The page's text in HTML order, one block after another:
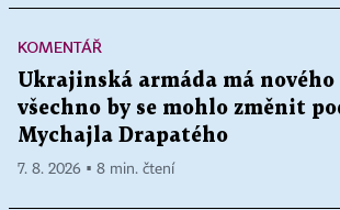
KOMENTÁŘ
Ukrajinská armáda má nového
všechno by se mohlo změnit
Mychajla Drapatého
7. 8. 2026 ▪ 8 min. čtení